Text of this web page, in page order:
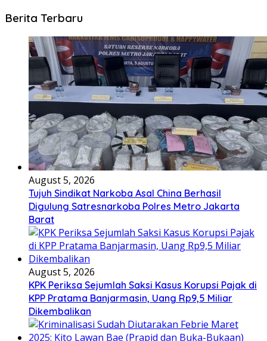
Berita Terbaru
August 5, 2026
Tujuh Sindikat Narkoba Asal China Berhasil
Digulung Satresnarkoba Polres Metro Jakarta
Barat
August 5, 2026
KPK Periksa Sejumlah Saksi Kasus Korupsi Pajak di
KPP Pratama Banjarmasin, Uang Rp9,5 Miliar
Dikembalikan